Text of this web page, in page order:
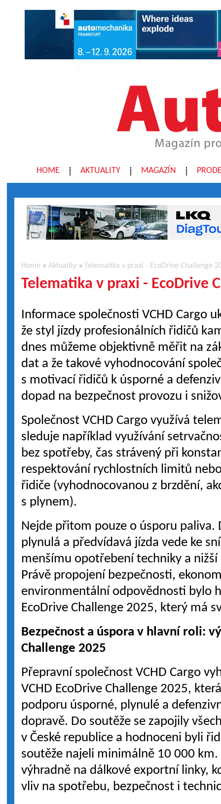
HOME AKTUALITY MAGAZÍN
Home »Aktuality » Telematika v praxi - EcoDrive Challenge
Telematika v praxi - EcoDrive
Informace společnosti VCHD Cargo
že styl jízdy profesionálních řidičů
dnes můžeme objektivně měřit na
dat a že takové vyhodnocování
s motivací řidičů k úsporné a
dopad na bezpečnost provozu i
Společnost VCHD Cargo využívá
sleduje například využívání
bez spotřeby, čas strávený při
respektování rychlostních limitů
řidiče (vyhodnocovanou z brzdění,
s plynem).
Nejde přitom pouze o úsporu paliva.
plynulá a předvídavá jízda vede ke
menšímu opotřebení techniky a nižší
Právě propojení bezpečnosti,
environmentální odpovědnosti bylo
EcoDrive Challenge 2025, který má
Bezpečnost a úspora v hlavní roli:
Challenge 2025
Přepravní společnost VCHD Cargo
VCHD EcoDrive Challenge 2025,
podporu úsporné, plynulé a
dopravě. Do soutěže se zapojily
v České republice a hodnoceni byli
soutěže najeli minimálně 10 000
výhradně na dálkové exportní linky,
vliv na spotřebu, bezpečnost i